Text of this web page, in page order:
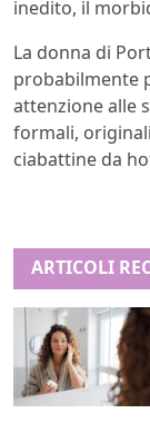
inedito, il
La donna di
probabilmente
attenzione alle
formali,
ciabattine da
ARTICOLI